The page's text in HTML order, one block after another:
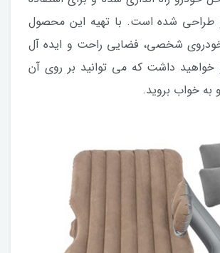
طراحی شده است. با تهیه این محصول
شخصی، فضایی راحت و ایده آل
خواهید داشت که می توانید بر روی آن
به خواب بروید.